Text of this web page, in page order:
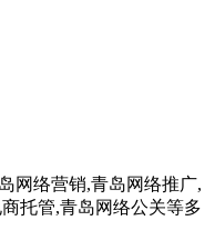
网络营销,青岛网络推广,
托管,青岛网络公关等多